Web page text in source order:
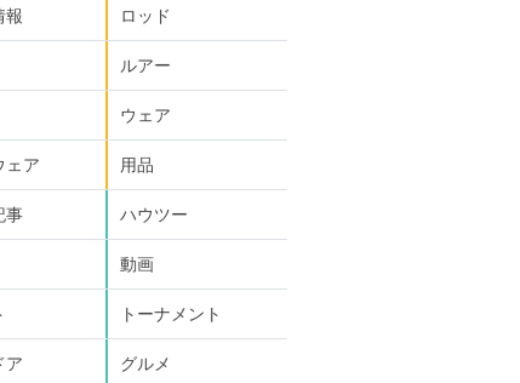
報 ロッド
ルアー
ウェア
ェア 用品
事 ハウツー
動画
トーナメント
ア グルメ